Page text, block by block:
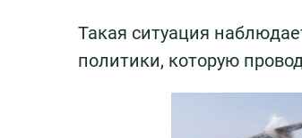
Такая ситуация
политики, которую